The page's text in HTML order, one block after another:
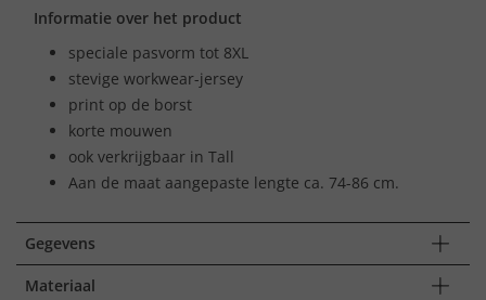
Informatie over het product
speciale pasvorm tot 8XL
stevige workwear-jersey
print op de borst
korte mouwen
ook verkrijgbaar in Tall
Aan de maat aangepaste lengte ca. 74-86 cm.
Gegevens
Materiaal